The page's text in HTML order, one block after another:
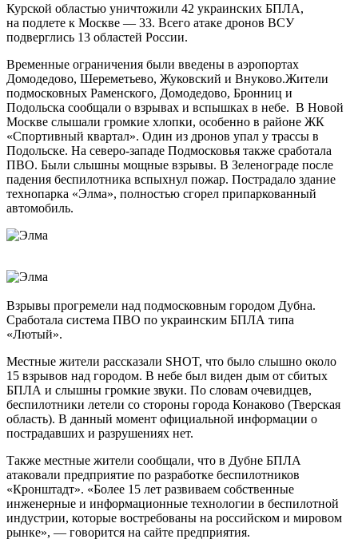
Курской областью уничтожили 42 украинских БПЛА,
на подлете к Москве — 33. Всего атаке дронов ВСУ
подверглись 13 областей России.
Временные ограничения были введены в аэропортах
Домодедово, Шереметьево, Жуковский и Внуково.Жители
подмосковных Раменского, Домодедово, Бронниц и
Подольска сообщали о взрывах и вспышках в небе. В Новой
Москве слышали громкие хлопки, особенно в районе ЖК
«Спортивный квартал». Один из дронов упал у трассы в
Подольске. На северо-западе Подмосковья также сработала
ПВО. Были слышны мощные взрывы. В Зеленограде после
падения беспилотника вспыхнул пожар. Пострадало здание
технопарка «Элма», полностью сгорел припаркованный
автомобиль.
Взрывы прогремели над подмосковным городом Дубна.
Сработала система ПВО по украинским БПЛА типа
«Лютый».
Местные жители рассказали SHOT, что было слышно около
15 взрывов над городом. В небе был виден дым от сбитых
БПЛА и слышны громкие звуки. По словам очевидцев,
беспилотники летели со стороны города Конаково (Тверская
область). В данный момент официальной информации о
пострадавших и разрушениях нет.
Также местные жители сообщали, что в Дубне БПЛА
атаковали предприятие по разработке беспилотников
«Кронштадт». «Более 15 лет развиваем собственные
инженерные и информационные технологии в беспилотной
индустрии, которые востребованы на российском и мировом
рынке», — говорится на сайте предприятия.